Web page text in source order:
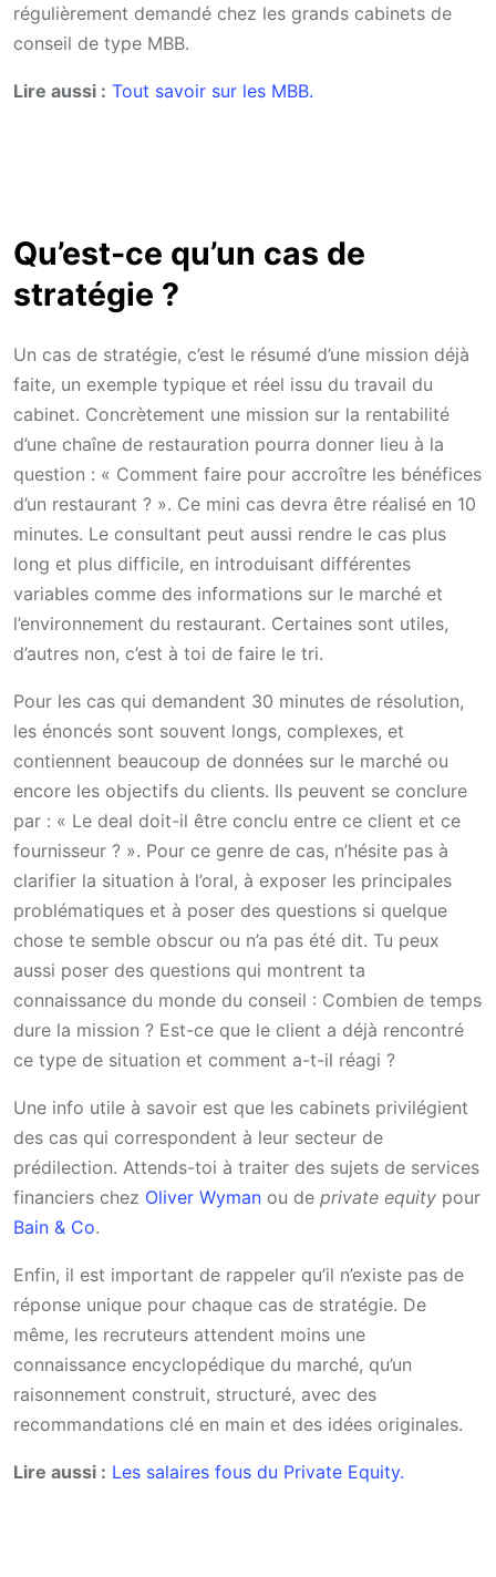
régulièrement demandé chez les grands cabinets de
conseil de type MBB.
Lire aussi : Tout savoir sur les MBB.
Qu’est-ce qu’un cas de
stratégie ?
Un cas de stratégie, c’est le résumé d’une mission déjà
faite, un exemple typique et réel issu du travail du
cabinet. Concrètement une mission sur la rentabilité
d’une chaîne de restauration pourra donner lieu à la
question : « Comment faire pour accroître les bénéfices
d’un restaurant ? ». Ce mini cas devra être réalisé en 10
minutes. Le consultant peut aussi rendre le cas plus
long et plus difficile, en introduisant différentes
variables comme des informations sur le marché et
l’environnement du restaurant. Certaines sont utiles,
d’autres non, c’est à toi de faire le tri.
Pour les cas qui demandent 30 minutes de résolution,
les énoncés sont souvent longs, complexes, et
contiennent beaucoup de données sur le marché ou
encore les objectifs du clients. Ils peuvent se conclure
par : « Le deal doit-il être conclu entre ce client et ce
fournisseur ? ». Pour ce genre de cas, n’hésite pas à
clarifier la situation à l’oral, à exposer les principales
problématiques et à poser des questions si quelque
chose te semble obscur ou n’a pas été dit. Tu peux
aussi poser des questions qui montrent ta
connaissance du monde du conseil : Combien de temps
dure la mission ? Est-ce que le client a déjà rencontré
ce type de situation et comment a-t-il réagi ?
Une info utile à savoir est que les cabinets privilégient
des cas qui correspondent à leur secteur de
prédilection. Attends-toi à traiter des sujets de services
financiers chez Oliver Wyman ou de private equity pour
Bain & Co.
Enfin, il est important de rappeler qu’il n’existe pas de
réponse unique pour chaque cas de stratégie. De
même, les recruteurs attendent moins une
connaissance encyclopédique du marché, qu’un
raisonnement construit, structuré, avec des
recommandations clé en main et des idées originales.
Lire aussi : Les salaires fous du Private Equity.